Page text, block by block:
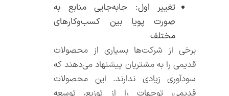
تغییر اول: جابه‌جایی منابع به
صورت پویا بین کسب‌وکارهای
مختلف
برخی از شرکت‌ها بسیاری از محصولات
قدیمی را به مشتریان پیشنهاد می‌دهند که
سودآوری زیادی ندارند. این محصولات
قدیمی، توجهات را از توزیع، توسعه